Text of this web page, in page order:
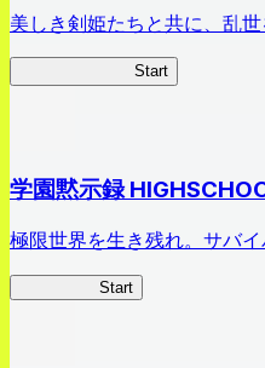
美しき剣姫たちと共に、乱
Start
学園黙示録
極限世界を生き残れ。サバ
Start